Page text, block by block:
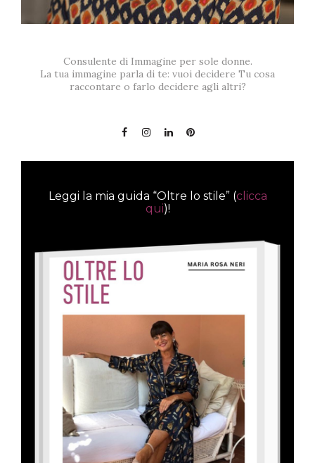
Consulente di Immagine per sole donne.
La tua immagine parla di te: vuoi decidere Tu cosa
raccontare o farlo decidere agli altri?
Leggi la mia guida “Oltre lo stile” (clicca
qui)!